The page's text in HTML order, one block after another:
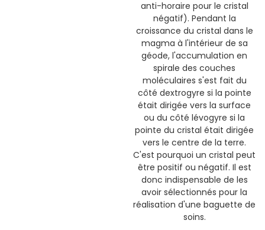
anti-horaire pour le cristal
négatif). Pendant la
croissance du cristal dans le
magma à l'intérieur de sa
géode, l'accumulation en
spirale des couches
moléculaires s'est fait du
côté dextrogyre si la pointe
était dirigée vers la surface
ou du côté lévogyre si la
pointe du cristal était dirigée
vers le centre de la terre.
C'est pourquoi un cristal peut
être positif ou négatif. Il est
donc indispensable de les
avoir sélectionnés pour la
réalisation d'une baguette de
soins.